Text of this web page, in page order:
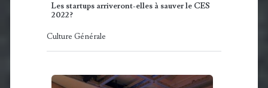
Les startups arriveront-elles à sauver le CES
2022?
Culture Générale